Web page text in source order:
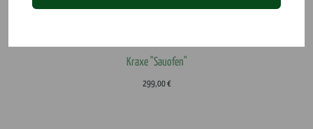
Kraxe "Sauofen"
299,00€